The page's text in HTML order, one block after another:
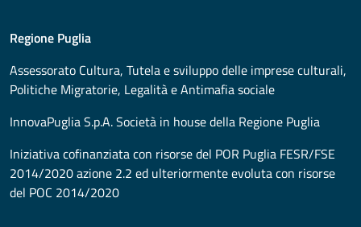
Regione Puglia
Assessorato Cultura, Tutela e sviluppo delle imprese culturali,
Politiche Migratorie, Legalità e Antimafia sociale
InnovaPuglia S.p.A. Società in house della Regione Puglia
Iniziativa cofinanziata con risorse del POR Puglia FESR/FSE
2014/2020 azione 2.2 ed ulteriormente evoluta con risorse
del POC 2014/2020